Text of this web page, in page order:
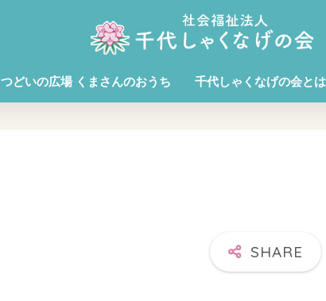
つどいの広場 くまさんのおうち 千代しゃくなげの会とは